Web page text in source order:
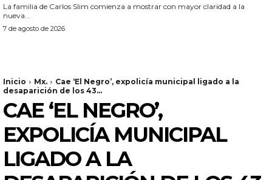
La familia de Carlos Slim comienza a mostrar con mayor claridad a la
nueva...
7 de agosto de 2026